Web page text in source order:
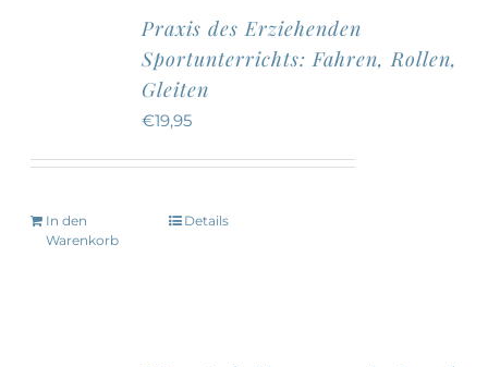
Praxis des Erziehenden
Sportunterrichts: Fahren, Rollen,
Gleiten
€19,95
In den
Warenkorb
Details